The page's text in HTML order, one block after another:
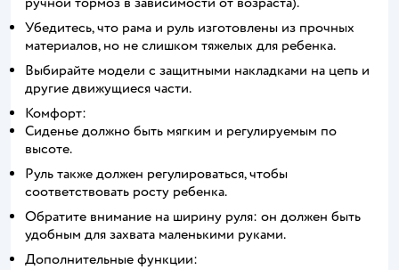
Убедитесь, что рама и руль изготовлены из прочных
материалов, но не слишком тяжелых для ребенка.
Выбирайте модели с защитными накладками на цепь и
другие движущиеся части.
Комфорт:
Сиденье должно быть мягким и регулируемым по
высоте.
Руль также должен регулироваться, чтобы
соответствовать росту ребенка.
Обратите внимание на ширину руля: он должен быть
удобным для захвата маленькими руками.
Дополнительные функции: